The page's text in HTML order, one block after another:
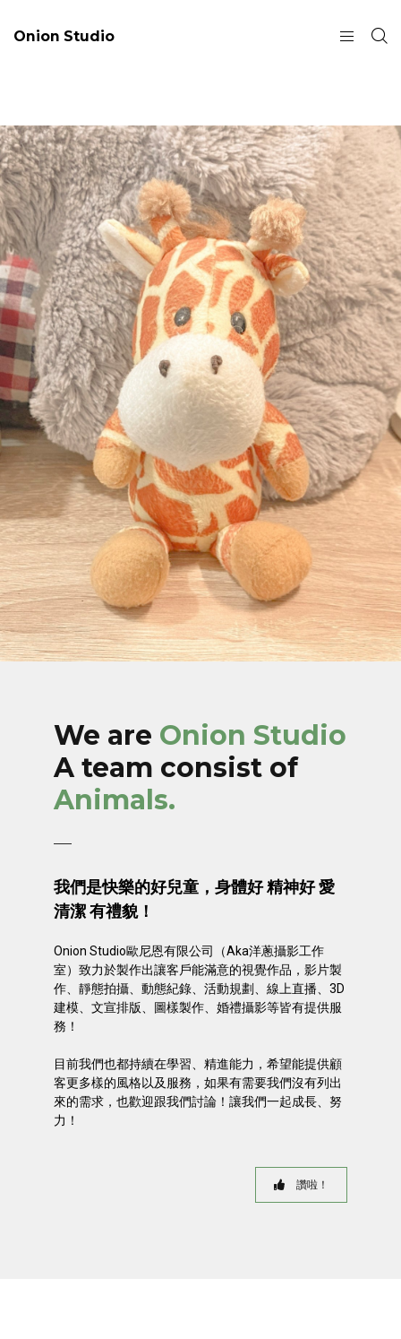
Onion Studio
We are Onion Studio
A team consist of
Animals.
我們是快樂的好兒童，身體好 精神好 愛
清潔 有禮貌！
Onion Studio歐尼恩有限公司（Aka洋蔥攝影工作
室）致力於製作出讓客戶能滿意的視覺作品，影片製
作、靜態拍攝、動態紀錄、活動規劃、線上直播、3D
建模、文宣排版、圖樣製作、婚禮攝影等皆有提供服
務！
目前我們也都持續在學習、精進能力，希望能提供顧
客更多樣的風格以及服務，如果有需要我們沒有列出
來的需求，也歡迎跟我們討論！讓我們一起成長、努
力！
讚啦！